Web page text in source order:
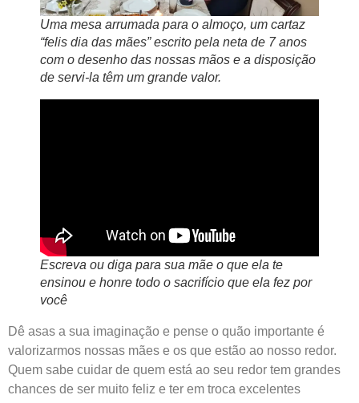
Uma mesa arrumada para o almoço, um cartaz
“felis dia das mães” escrito pela neta de 7 anos
com o desenho das nossas mãos e a disposição
de servi-la têm um grande valor.
Escreva ou diga para sua mãe o que ela te
ensinou e honre todo o sacrifício que ela fez por
você
Dê asas a sua imaginação e pense o quão importante é
valorizarmos nossas mães e os que estão ao nosso redor.
Quem sabe cuidar de quem está ao seu redor tem grandes
chances de ser muito feliz e ter em troca excelentes